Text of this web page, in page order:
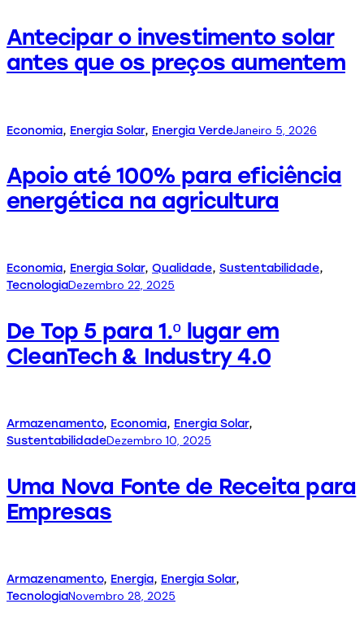
Antecipar o investimento solar
antes que os preços aumentem
Economia, Energia Solar, Energia VerdeJaneiro 5, 2026
Apoio até 100% para eficiência
energética na agricultura
Economia, Energia Solar, Qualidade, Sustentabilidade,
TecnologiaDezembro 22, 2025
De Top 5 para 1.º lugar em
CleanTech & Industry 4.0
Armazenamento, Economia, Energia Solar,
SustentabilidadeDezembro 10, 2025
Uma Nova Fonte de Receita para
Empresas
Armazenamento, Energia, Energia Solar,
TecnologiaNovembro 28, 2025